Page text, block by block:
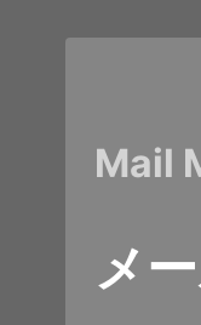
Mail
メ